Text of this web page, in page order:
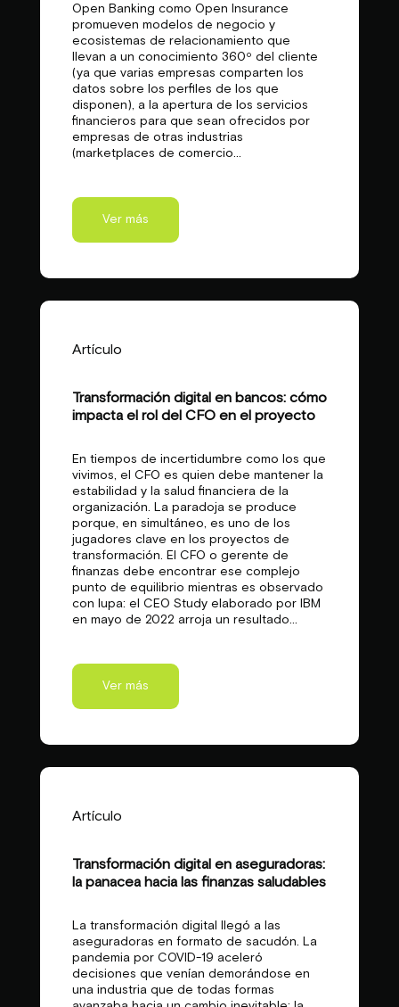
Open Banking como Open Insurance
promueven modelos de negocio y
ecosistemas de relacionamiento que
llevan a un conocimiento 360º del cliente
(ya que varias empresas comparten los
datos sobre los perfiles de los que
disponen), a la apertura de los servicios
financieros para que sean ofrecidos por
empresas de otras industrias
(marketplaces de comercio...
Ver más
Artículo
Transformación digital en bancos: cómo
impacta el rol del CFO en el proyecto
En tiempos de incertidumbre como los que
vivimos, el CFO es quien debe mantener la
estabilidad y la salud financiera de la
organización. La paradoja se produce
porque, en simultáneo, es uno de los
jugadores clave en los proyectos de
transformación. El CFO o gerente de
finanzas debe encontrar ese complejo
punto de equilibrio mientras es observado
con lupa: el CEO Study elaborado por IBM
en mayo de 2022 arroja un resultado...
Ver más
Artículo
Transformación digital en aseguradoras:
la panacea hacia las finanzas saludables
La transformación digital llegó a las
aseguradoras en formato de sacudón. La
pandemia por COVID-19 aceleró
decisiones que venían demorándose en
una industria que de todas formas